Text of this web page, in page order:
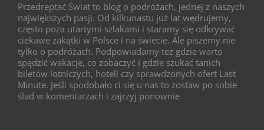
Przedreptać Świat to blog o podróżach, jednej z naszych
największych pasji. Od kilkunastu już lat wędrujemy,
często poza utartymi szlakami i staramy się odkrywać
ciekawe zakątki w Polsce i na świecie. Ale piszemy nie
tylko o podróżach. Podpowiadamy też gdzie warto
spędzić wakacje, co zobaczyć i gdzie szukać tanich
biletów lotniczych, hoteli czy sprawdzonych ofert Last
Minute. Jeśli spodobało ci się u nas to zostaw po sobie
ślad w komentarzach i zajrzyj ponownie